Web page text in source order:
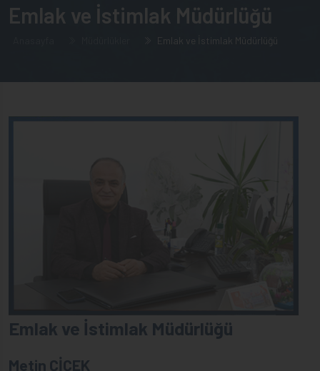
Emlak ve İstimlak Müdürlüğü
Emlak ve İstimlak Müdürlüğü
Emlak ve İstimlak Müdürlüğü
Metin ÇİÇEK